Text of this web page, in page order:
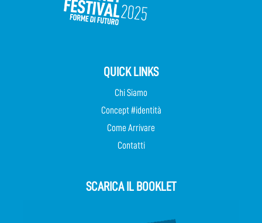
QUICK LINKS
Chi Siamo
Concept #identità
Come Arrivare
Contatti
SCARICA IL BOOKLET